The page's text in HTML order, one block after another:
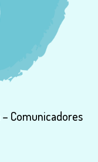
– Comunicadores